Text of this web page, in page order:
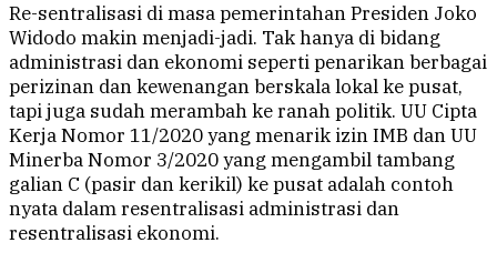
Re-sentralisasi di masa pemerintahan Presiden Joko
Widodo makin menjadi-jadi. Tak hanya di bidang
administrasi dan ekonomi seperti penarikan berbagai
perizinan dan kewenangan berskala lokal ke pusat,
tapi juga sudah merambah ke ranah politik. UU Cipta
Kerja Nomor 11/2020 yang menarik izin IMB dan UU
Minerba Nomor 3/2020 yang mengambil tambang
galian C (pasir dan kerikil) ke pusat adalah contoh
nyata dalam resentralisasi administrasi dan
resentralisasi ekonomi.